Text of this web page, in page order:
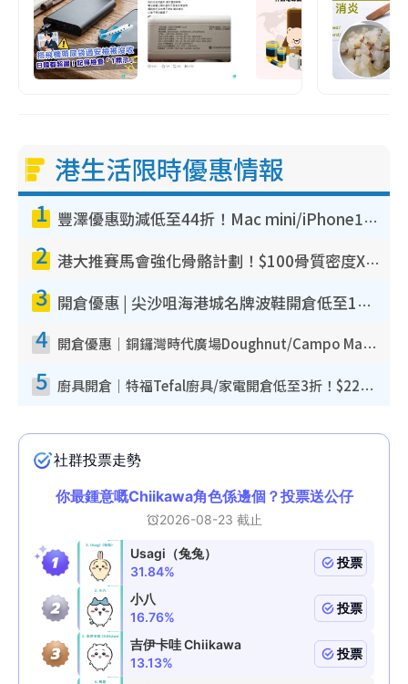
港生活限時優惠情報
1 豐澤優惠勁減低至44折！Mac mini/iPhone17Pro大減價！廚房家電$220起
2 港大推賽馬會強化骨骼計劃！$100骨質密度X光檢查 完成免費運動訓練送超市禮券！附參加資格
3 開倉優惠 | 尖沙咀海港城名牌波鞋開倉低至1折！On鞋$899起／Joy&Peace鞋履$98起
4 開倉優惠｜銅鑼灣時代廣場Doughnut/Campo Marzio開倉低至1折！背囊、書包、手袋劈價$200起
5 廚具開倉｜特福Tefal廚具/家電開倉低至3折！$220起買平底鍋/炒鑊/湯煲！電飯煲/吸塵機/燙斗$418起